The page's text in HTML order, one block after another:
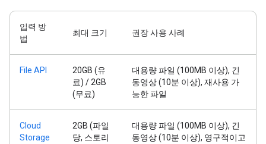
입력 방
법
최대 크기 권장 사용 사례
File API
20GB (유
료) / 2GB
(무료)
대용량 파일 (100MB 이상), 긴
동영상 (10분 이상), 재사용 가
능한 파일
Cloud
Storage
2GB (파일
당, 스토리
대용량 파일 (100MB 이상), 긴
동영상 (10분 이상), 영구적이고